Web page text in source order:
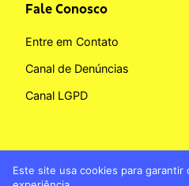
Fale Conosco
Entre em Contato
Canal de Denúncias
Canal LGPD
Este site usa cookies para